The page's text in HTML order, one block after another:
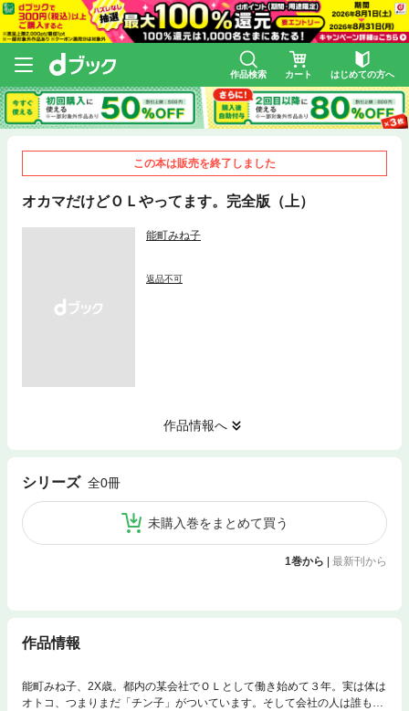
作品検索 カート はじめての方へ
この本は販売を終了しました
オカマだけどＯＬやってます。完全版（上）
能町みね子
返品不可
作品情報へ
シリーズ 全0冊
未購入巻をまとめて買う
1巻から 最新刊から
作品情報
能町みね子、2X歳。都内の某会社でＯＬとして働き始めて３年。実は体は
オトコ、つまりまだ「チン子」がついています。そして会社の人は誰もそ